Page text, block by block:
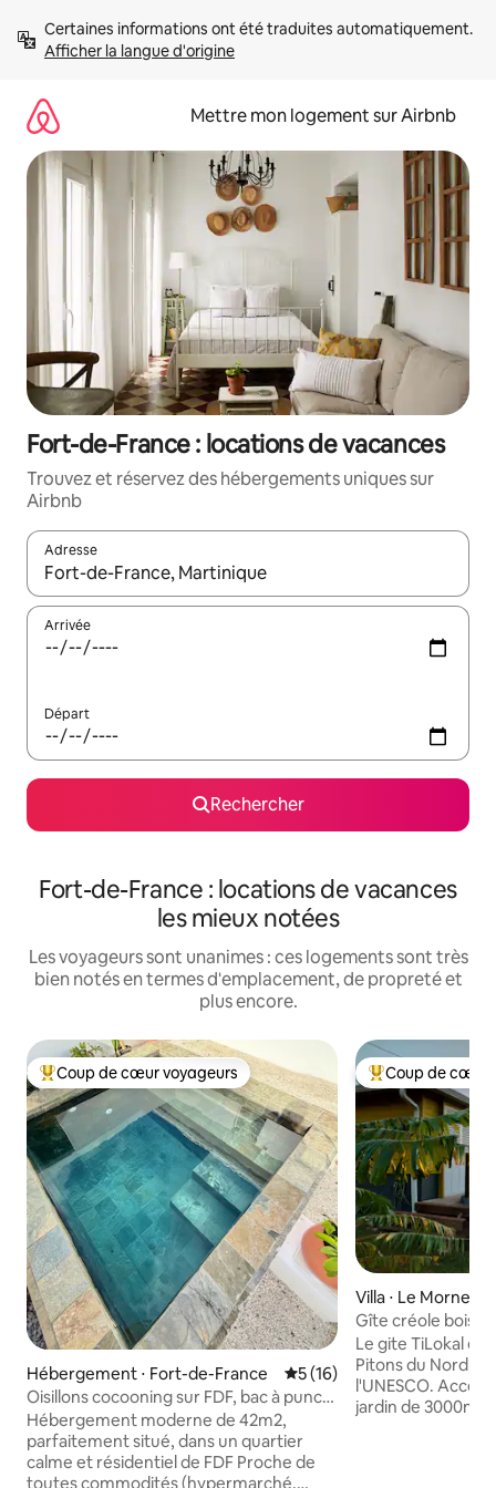
directement
Afficher la langue d'origine
Mettre mon logement sur Airbnb
Fort-de-France : locations de vacances
Trouvez et réservez des hébergements uniques sur
Airbnb
Adresse
Lorsque les résultats s'affichent, utilisez les flèches vers le
Arrivée
Départ
Rechercher
Fort-de-France : locations de vacances
les mieux notées
Les voyageurs sont unanimes : ces logements sont très
bien notés en termes d'emplacement, de propreté et
plus encore.
Coups de cœur voyageurs les plus appréciés
Coup de cœur voyageurs
Hébergement ⋅ Fort-de-France Évaluation moyenne sur la
5 (16)
Oisillons cocooning sur FDF, bac à punch
privatif
Hébergement moderne de 42m2,
parfaitement situé, dans un quartier
calme et résidentiel de FDF Proche de
toutes commodités (hypermarché,
Coups de cœur
Coup de cœur
Villa ⋅ Le Morne-
Gîte créole bois
TiLokal
Le gite TiLokal
Pitons du Nord,
l'UNESCO. Accès
jardin de 3000m2